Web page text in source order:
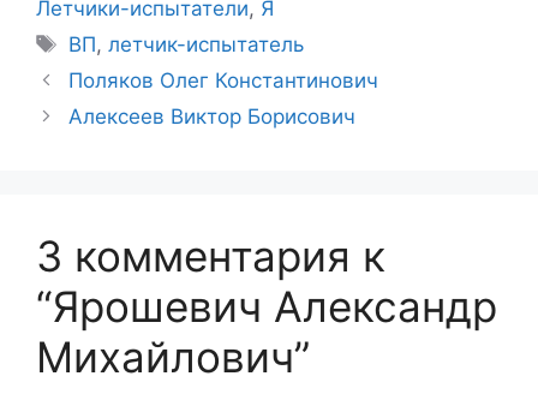
Летчики-испытатели, Я
Метки
ВП,летчик-испытатель
Поляков Олег Константинович
Алексеев Виктор Борисович
3 комментария к
“Ярошевич Александр
Михайлович”